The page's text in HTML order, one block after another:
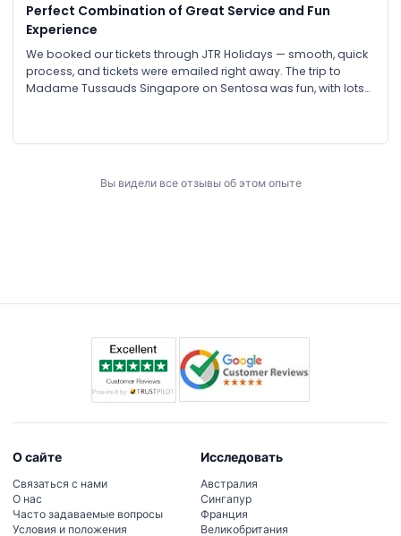
Perfect Combination of Great Service and Fun
Experience
We booked our tickets through JTR Holidays — smooth, quick
process, and tickets were emailed right away. The trip to
Madame Tussauds Singapore on Sentosa was fun, with lots
Вы видели все отзывы об этом опыте
О сайте
Связаться с нами
О нас
Часто задаваемые вопросы
Условия и положения
Исследовать
Австралия
Сингапур
Франция
Великобритания